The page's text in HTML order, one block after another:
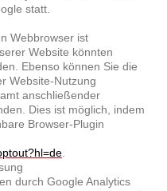
statt.
Webbrowser ist
Website könnten
Ebenso können Sie die
Website-Nutzung
anschließender
Dies ist möglich, indem
Browser-Plugin
.
durch Google Analytics